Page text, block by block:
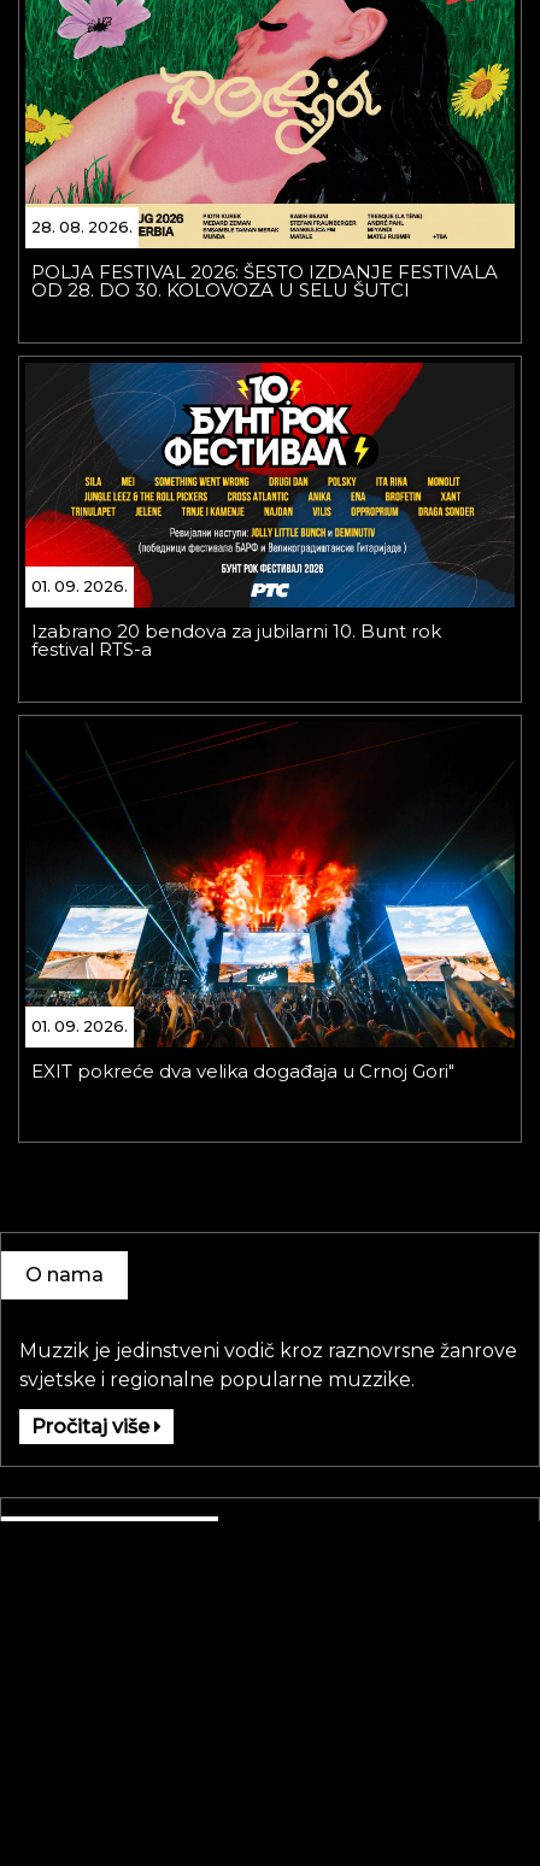
28. 08. 2026.
POLJA FESTIVAL 2026: ŠESTO IZDANJE FESTIVALA
OD 28. DO 30. KOLOVOZA U SELU ŠUTCI
01. 09. 2026.
Izabrano 20 bendova za jubilarni 10. Bunt rok
festival RTS-a
01. 09. 2026.
EXIT pokreće dva velika događaja u Crnoj Gori"
O nama
Muzzik je jedinstveni vodič kroz raznovrsne žanrove
svjetske i regionalne popularne muzzike.
Pročitaj više